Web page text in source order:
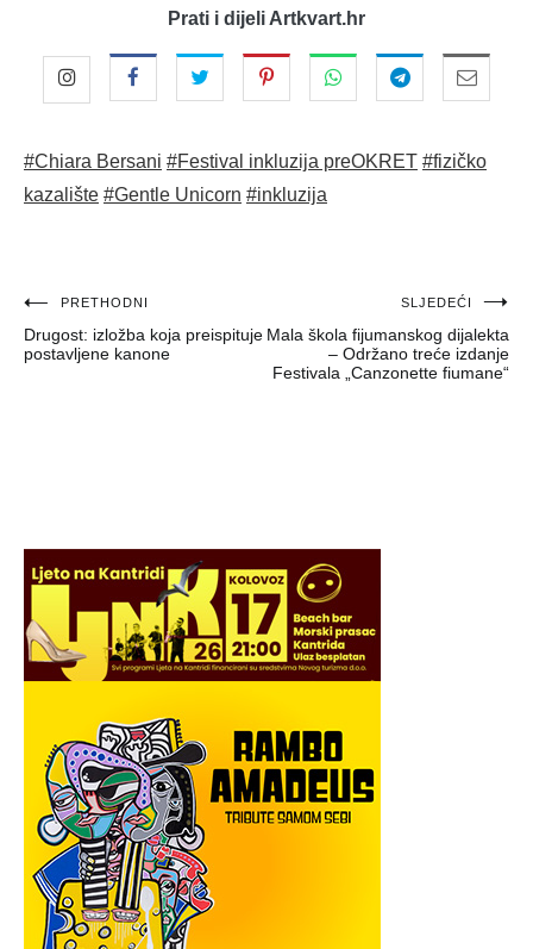
Prati i dijeli Artkvart.hr
#Chiara Bersani #Festival inkluzija preOKRET #fizičko
kazalište #Gentle Unicorn #inkluzija
Navigacija
objava
PRETHODNI
Drugost: izložba koja preispituje
postavljene kanone
SLJEDEĆI
Mala škola fijumanskog dijalekta
– Održano treće izdanje
Festivala „Canzonette fiumane“